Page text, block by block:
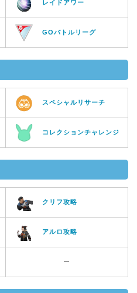
レイドアワー
GOバトルリーグ
スペシャルリサーチ
コレクションチャレンジ
クリフ攻略
アルロ攻略
ー